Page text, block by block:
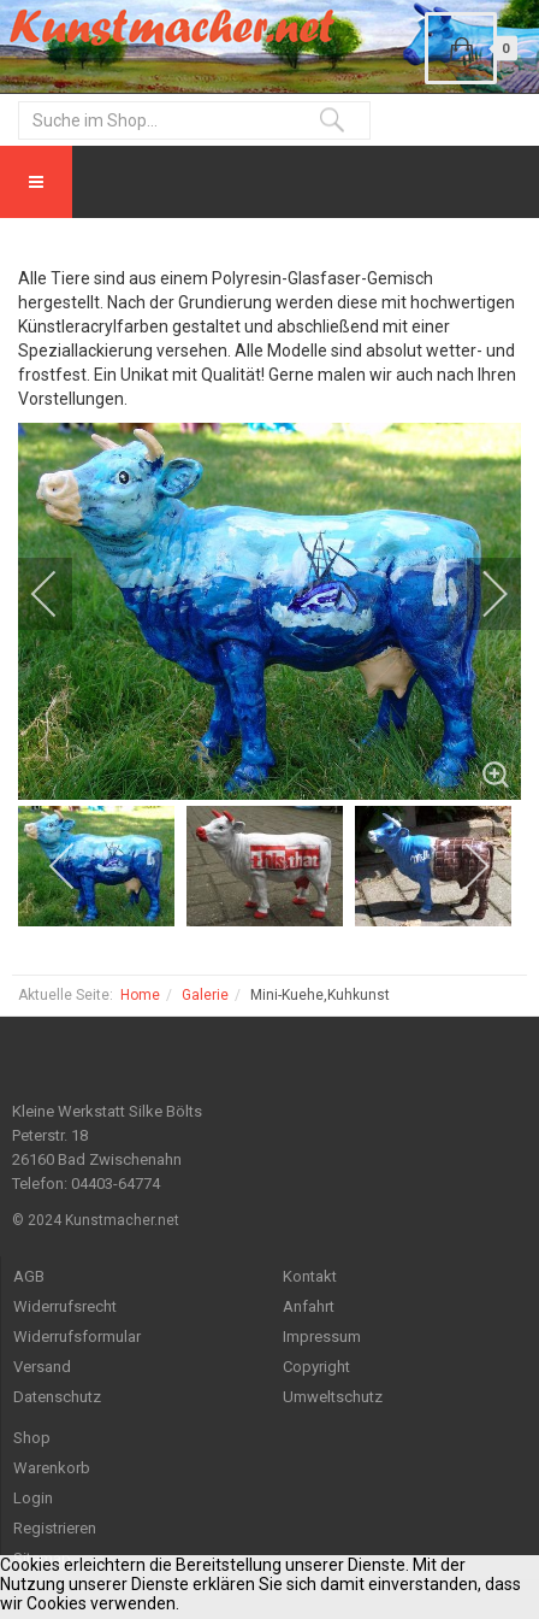
0
Alle Tiere sind aus einem Polyresin-Glasfaser-Gemisch
hergestellt. Nach der Grundierung werden diese mit hochwertigen
Künstleracrylfarben gestaltet und abschließend mit einer
Speziallackierung versehen. Alle Modelle sind absolut wetter- und
frostfest. Ein Unikat mit Qualität! Gerne malen wir auch nach Ihren
Vorstellungen.
Aktuelle Seite: Home Galerie Mini-Kuehe,Kuhkunst
Kleine Werkstatt Silke Bölts
Peterstr. 18
26160 Bad Zwischenahn
Telefon: 04403-64774
© 2024 Kunstmacher.net
AGB
Widerrufsrecht
Widerrufsformular
Versand
Datenschutz
Kontakt
Anfahrt
Impressum
Copyright
Umweltschutz
Shop
Warenkorb
Login
Registrieren
Sitemap
Cookies erleichtern die Bereitstellung unserer Dienste. Mit der
Nutzung unserer Dienste erklären Sie sich damit einverstanden, dass
wir Cookies verwenden.